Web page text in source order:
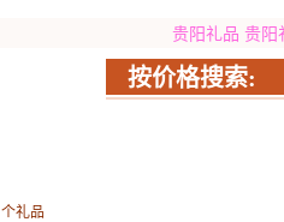
贵阳礼品 贵阳
个礼品
按价格搜索: